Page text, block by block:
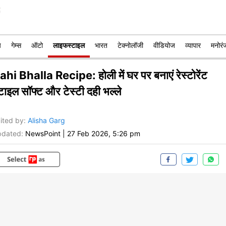
गेम्स ऑटो लाइफस्टाइल भारत टेक्नोलॉजी वीडियोज व्यापार
Bhalla Recipe: होली में घर पर बनाएं रेस्टोरेंट
सॉफ्ट और टेस्टी दही भल्ले
by: Alisha Garg
NewsPoint 27 Feb 2026, 5:26 pm